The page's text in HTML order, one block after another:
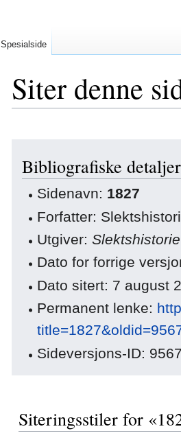
Siter denne
navigering
søkBibliografiske
Sidenavn: 1827
Forfatter:
Utgiver:
Dato for forrige
Dato sitert: 7 august
Permanent lenke:
Sideversjons-ID:
Siteringsstiler for
Spesialside